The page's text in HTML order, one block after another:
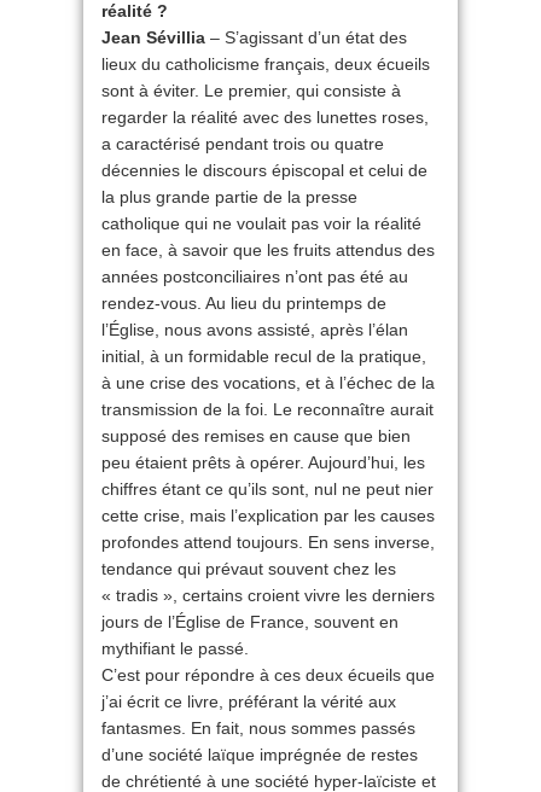
réalité ?
Jean Sévillia – S’agissant d’un état des
lieux du catholicisme français, deux écueils
sont à éviter. Le premier, qui consiste à
regarder la réalité avec des lunettes roses,
a caractérisé pendant trois ou quatre
décennies le discours épiscopal et celui de
la plus grande partie de la presse
catholique qui ne voulait pas voir la réalité
en face, à savoir que les fruits attendus des
années postconciliaires n’ont pas été au
rendez-vous. Au lieu du printemps de
l’Église, nous avons assisté, après l’élan
initial, à un formidable recul de la pratique,
à une crise des vocations, et à l’échec de la
transmission de la foi. Le reconnaître aurait
supposé des remises en cause que bien
peu étaient prêts à opérer. Aujourd’hui, les
chiffres étant ce qu’ils sont, nul ne peut nier
cette crise, mais l’explication par les causes
profondes attend toujours. En sens inverse,
tendance qui prévaut souvent chez les
« tradis », certains croient vivre les derniers
jours de l’Église de France, souvent en
mythifiant le passé.
C’est pour répondre à ces deux écueils que
j’ai écrit ce livre, préférant la vérité aux
fantasmes. En fait, nous sommes passés
d’une société laïque imprégnée de restes
de chrétienté à une société hyper-laïciste et